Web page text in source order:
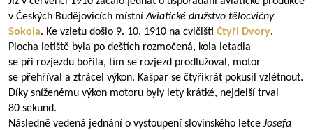
v Českých Budějovicích místníAviatické družstvo tělocvičny
Sokola. Ke vzletu došlo 9. 10. 1910 na cvičišti Čtyři Dvory.
Plocha letiště byla po deštích rozmočená, kola letadla
se při rozjezdu bořila, tím se rozjezd prodlužoval, motor
se přehříval a ztrácel výkon. Kašpar se čtyřikrát pokusil vzlétnout.
Díky sníženému výkon motoru byly lety krátké, nejdelší trval
80 sekund.
Následně vedená jednání o vystoupení slovinského letce Josefa